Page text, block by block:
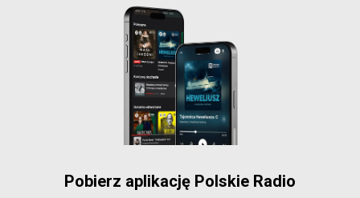
Pobierz aplikację Polskie Radio